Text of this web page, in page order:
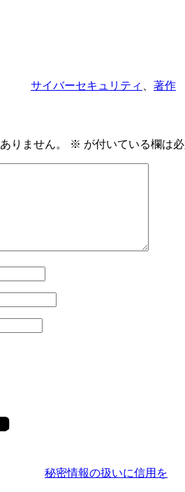
サイバーセキュリティ 著作
りません。 ※ が付いている欄は
秘密情報の扱いに信用を